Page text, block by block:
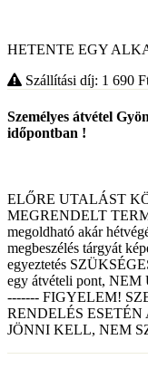
HETENTE EGY
Szállítási díj: 1 690
Személyes átvétel
időpontban !
ELŐRE UTALÁST
MEGRENDELT
megoldható akár
megbeszélés tárgyát
egyeztetés
egy átvételi pont,
------- FIGYELEM!
RENDELÉS
JÖNNI KELL, NEM